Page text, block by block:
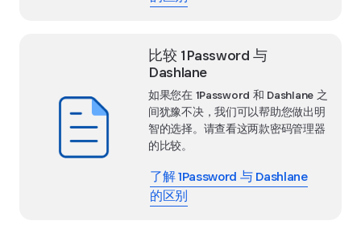
比较 1Password 与
Dashlane
如果您在 1Password 和 Dashlane 之
间犹豫不决，我们可以帮助您做出明
智的选择。请查看这两款密码管理器
的比较。
了解 1Password 与 Dashlane
的区别